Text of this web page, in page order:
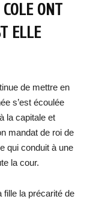
ONT
ELLE
de mettre en
s’est écoulée
la capitale et
mandat de roi de
qui conduit à une
la cour.
la précarité de